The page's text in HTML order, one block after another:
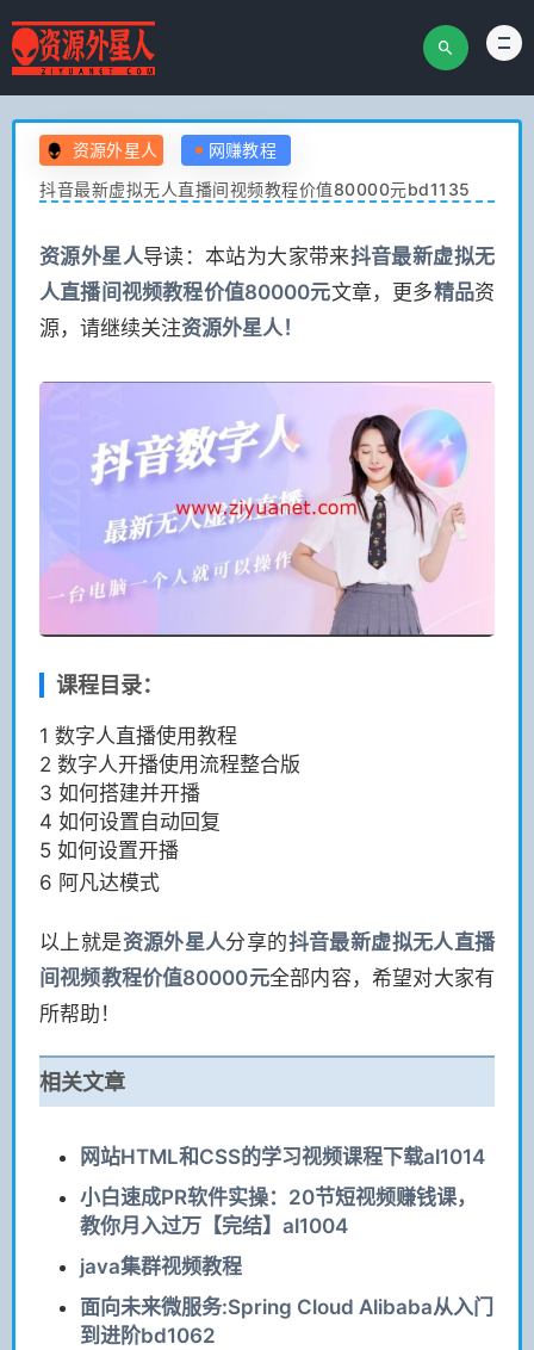
资源外星人
网赚教程
抖音最新虚拟无人直播间视频教程价值80000元bd1135
资源外星人导读：本站为大家带来抖音最新虚拟无
人直播间视频教程价值80000元文章，更多精品资
源，请继续关注资源外星人！
课程目录：
1 数字人直播使用教程
2 数字人开播使用流程整合版
3 如何搭建并开播
4 如何设置自动回复
5 如何设置开播
6 阿凡达模式
以上就是资源外星人分享的抖音最新虚拟无人直播
间视频教程价值80000元全部内容，希望对大家有
所帮助！
相关文章
网站HTML和CSS的学习视频课程下载al1014
小白速成PR软件实操：20节短视频赚钱课，
教你月入过万【完结】al1004
java集群视频教程
面向未来微服务:Spring Cloud Alibaba从入门
到进阶bd1062